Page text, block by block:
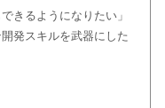
きるようになりたい」
発スキルを武器にした